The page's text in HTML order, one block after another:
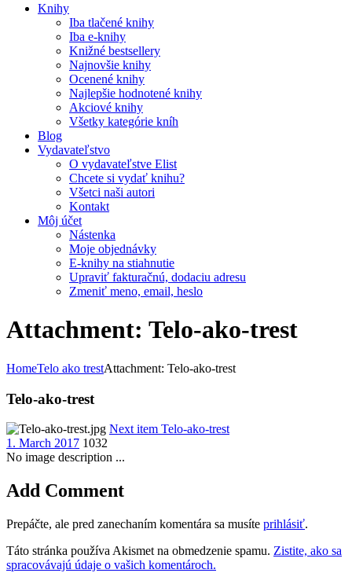
Knihy
Iba tlačené knihy
Iba e-knihy
Knižné bestsellery
Najnovšie knihy
Ocenené knihy
Najlepšie hodnotené knihy
Akciové knihy
Všetky kategórie kníh
Blog
Vydavateľstvo
O vydavateľstve Elist
Chcete si vydať knihu?
Všetci naši autori
Kontakt
Môj účet
Nástenka
Moje objednávky
E-knihy na stiahnutie
Upraviť fakturačnú, dodaciu adresu
Zmeniť meno, email, heslo
Attachment: Telo-ako-trest
HomeTelo ako trestAttachment: Telo-ako-trest
Telo-ako-trest
Next item Telo-ako-trest
1. March 2017 1032
No image description ...
Add Comment
Prepáčte, ale pred zanechaním komentára sa musíte prihlásiť.
Táto stránka používa Akismet na obmedzenie spamu. Zistite, ako sa
spracovávajú údaje o vašich komentároch.